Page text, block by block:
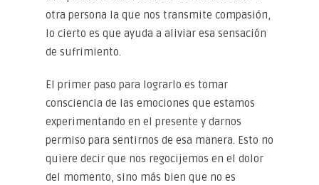
otra persona la que nos transmite compasión,
lo cierto es que ayuda a aliviar esa sensación
de sufrimiento.
El primer paso para lograrlo es tomar
consciencia de las emociones que estamos
experimentando en el presente y darnos
permiso para sentirnos de esa manera. Esto no
quiere decir que nos regocijemos en el dolor
del momento, sino más bien que no es